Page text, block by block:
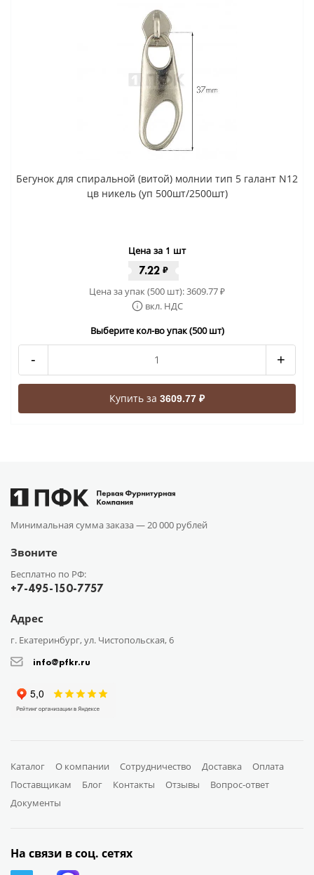
Бегунок для спиральной (витой) молнии тип 5 галант N12
цв никель (уп 500шт/2500шт)
Цена за 1 шт
7.22 ₽
Цена за упак (500 шт):3609.77₽
вкл. НДС
Выберите кол-во упак (500 шт)
- +
Купить за 3609.77 ₽
Минимальная сумма заказа — 20 000 рублей
Звоните
Бесплатно по РФ:
+7-495-150-7757
Адрес
г. Екатеринбург, ул. Чистопольская, 6
info@pfkr.ru
Каталог О компании Сотрудничество Доставка
Оплата
Поставщикам
Блог Контакты Отзывы
Вопрос-ответ
Документы
На связи в соц. сетях